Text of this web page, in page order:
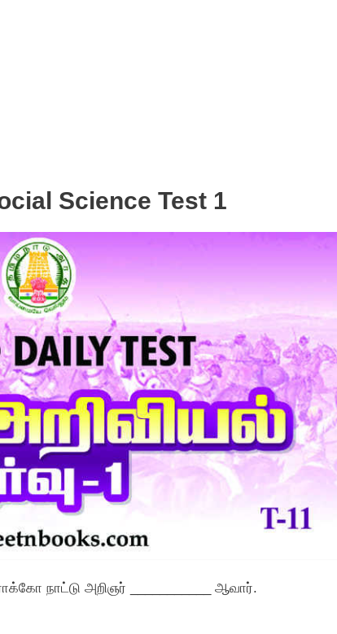
Science Test 1
நாட்டு அறிஞர் ___________ ஆவார்.